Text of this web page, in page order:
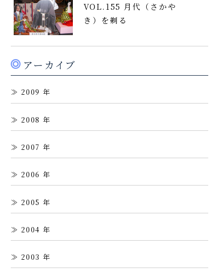
VOL.155 月代（さかや
き）を剃る
アーカイブ
2009
2008
2007
2006
2005
2004
2003